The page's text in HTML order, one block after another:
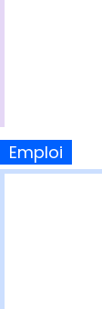
Emploi